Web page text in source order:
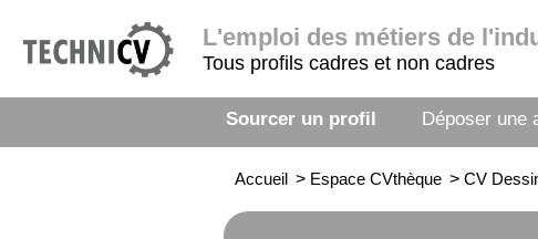
L'emploi des métiers de
Tous profils cadres et non cadres
Sourcer un profil Déposer une
Accueil > Espace CVthèque > CV